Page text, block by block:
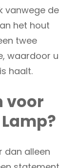
vanwege de
het hout
twee
waardoor u
haalt.
voor
dan alleen